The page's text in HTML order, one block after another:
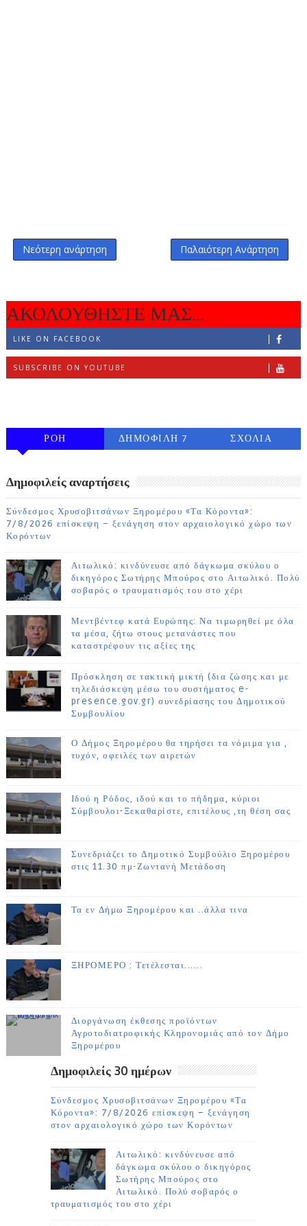
Νεότερη ανάρτηση Παλαιότερη Ανάρτηση
ΑΚΟΛΟΥΘΗΣΤΕ ΜΑΣ...
LIKE ON FACEBOOK
SUBSCRIBE ON YOUTUBE
ΡΟΗ
ΔΗΜΟΦΙΛΗ 7
ΣΧΟΛΙΑ
Δημοφιλείς αναρτήσεις
Σύνδεσμος Χρυσοβιτσάνων Ξηρομέρου «Τα Κόροντα»:
7/8/2026 επίσκεψη – ξενάγηση στον αρχαιολογικό χώρο των
Κορόντων
Αιτωλικό: κινδύνευσε από δάγκωμα σκύλου ο
δικηγόρος Σωτήρης Μπούρος στο Αιτωλικό. Πολύ
σοβαρός ο τραυματισμός του στο χέρι
Μεντβέντεφ κατά Ευρώπης: Να τιμωρηθεί με όλα
τα μέσα, ζήτω στους μετανάστες που
καταστρέφουν τις αξίες της
Πρόσκληση σε τακτική μικτή (δια ζώσης και με
τηλεδιάσκεψη μέσω του συστήματος e-
presence.gov.gr) συνεδρίασης του Δημοτικού
Συμβουλίου
Ο Δήμος Ξηρομέρου θα τηρήσει τα νόμιμα για ,
τυχόν, οφειλές των αιρετών
Ιδού η Ρόδος, ιδού και το πήδημα, κύριοι
Σύμβουλοι-Ξεκαθαρίστε, επιτέλους ,τη θέση σας
Συνεδριάζει το Δημοτικό Συμβούλιο Ξηρομέρου
στις 11.30 πμ-Ζωντανή Μετάδοση
Τα εν Δήμω Ξηρομέρου και ..άλλα τινα
ΞΗΡΟΜΕΡΟ : Τετέλεσται......
Διοργάνωση έκθεσης προϊόντων
Αγροτοδιατροφικής Κληρονομιάς από τον Δήμο
Ξηρομέρου
Δημοφιλείς 30 ημέρων
Σύνδεσμος Χρυσοβιτσάνων Ξηρομέρου «Τα
Κόροντα»: 7/8/2026 επίσκεψη – ξενάγηση
στον αρχαιολογικό χώρο των Κορόντων
Αιτωλικό: κινδύνευσε από
δάγκωμα σκύλου ο δικηγόρος
Σωτήρης Μπούρος στο
Αιτωλικό. Πολύ σοβαρός ο
τραυματισμός του στο χέρι